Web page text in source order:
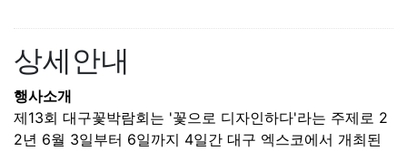
상세안내
행사소개
제13회 대구꽃박람회는 '꽃으로 디자인하다'라는 주제로 2
2년 6월 3일부터 6일까지 4일간 대구 엑스코에서 개최된